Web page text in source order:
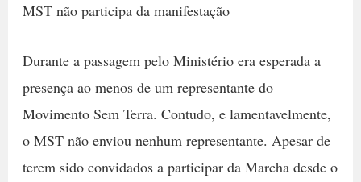
MST não participa da manifestação
Durante a passagem pelo Ministério era esperada a
presença ao menos de um representante do
Movimento Sem Terra. Contudo, e lamentavelmente,
o MST não enviou nenhum representante. Apesar de
terem sido convidados a participar da Marcha desde o